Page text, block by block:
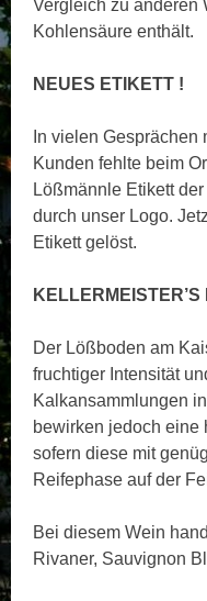
Vergleich zu anderen
Kohlensäure enthält.
NEUES ETIKETT !
In vielen Gesprächen
Kunden fehlte beim
Lößmännle Etikett
durch unser Logo.
Etikett gelöst.
KELLERMEISTER’S
Der Lößboden am
fruchtiger Intensität
Kalkansammlungen
bewirken jedoch eine
sofern diese mit
Reifephase auf der
Bei diesem Wein
Rivaner, Sauvignon